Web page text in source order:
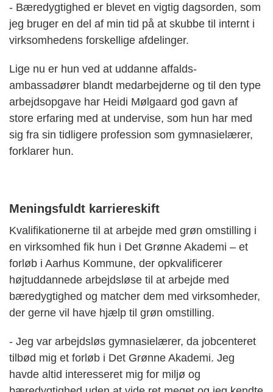
- Bæredygtighed er blevet en vigtig dagsorden, som
jeg bruger en del af min tid på at skubbe til internt i
virksomhedens forskellige afdelinger.
Lige nu er hun ved at uddanne affalds-
ambassadører blandt medarbejderne og til den type
arbejdsopgave har Heidi Mølgaard god gavn af
store erfaring med at undervise, som hun har med
sig fra sin tidligere profession som gymnasielærer,
forklarer hun.
Meningsfuldt karriereskift
Kvalifikationerne til at arbejde med grøn omstilling i
en virksomhed fik hun i Det Grønne Akademi – et
forløb i Aarhus Kommune, der opkvalificerer
højtuddannede arbejdsløse til at arbejde med
bæredygtighed og matcher dem med virksomheder,
der gerne vil have hjælp til grøn omstilling.
- Jeg var arbejdsløs gymnasielærer, da jobcenteret
tilbød mig et forløb i Det Grønne Akademi. Jeg
havde altid interesseret mig for miljø og